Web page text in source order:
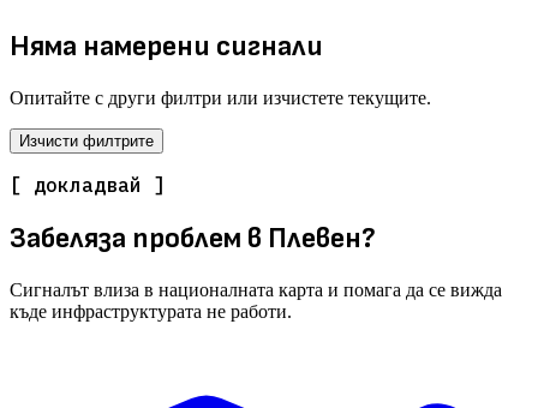
Няма намерени сигнали
Опитайте с други филтри или изчистете текущите.
Изчисти филтрите
[ докладвай ]
Забеляза проблем в Плевен?
Сигналът влиза в националната карта и помага да се вижда
къде инфраструктурата не работи.